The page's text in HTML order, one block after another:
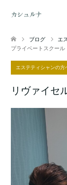
ブログ エ
プライベートスクール
エステティシャンの方
リヴァイセ